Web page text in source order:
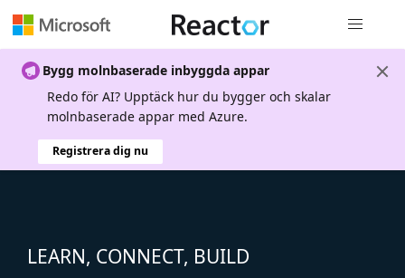
Bygg molnbaserade inbyggda appar
Redo för AI? Upptäck hur du bygger och skalar
molnbaserade appar med Azure.
Registrera dig nu
LEARN, CONNECT, BUILD